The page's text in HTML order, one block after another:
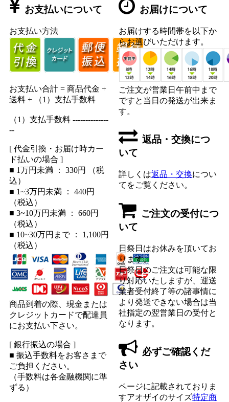
お支払いについて
お支払い方法
お支払い合計 = 商品代金 +
送料 + （1）支払手数料
（1）支払手数料 --------------
--
[ 代金引換・お届け時カー
ド払いの場合 ]
■ 1万円未満 ： 330円 （税
込）
■ 1~3万円未満 ： 440円
（税込）
■ 3~10万円未満 ： 660円
（税込）
■ 10~30万円まで ： 1,100円
（税込）
商品到着の際、現金または
クレジットカードで配達員
にお支払い下さい。
[ 銀行振込の場合 ]
■ 振込手数料をお客さまで
ご負担ください。
（手数料は各金融機関に準
ずる）
お届けについて
お届けする時間帯を以下か
らお選びいただけます。
ご注文が営業日午前中まで
ですと当日の発送が出来ま
す。
返品・交換につ
いて
詳しくは返品・交換につい
てをご覧ください。
ご注文の受付につ
いて
日祭日はお休みを頂いてお
ります。
日祭日のご注文は可能な限
り対応いたしますが、運送
業者受付終了等の諸事情に
より発送できない場合は当
社指定の翌営業日の受付と
なります。
必ずご確認くだ
さい
ページに記載されておりま
すアオザイのサイズ特定商